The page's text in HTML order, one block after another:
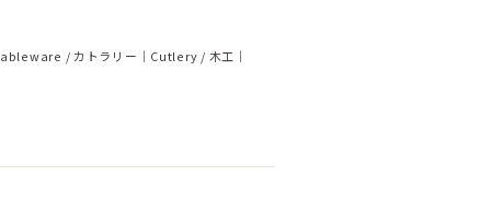
カトラリー｜Cutlery 木工｜